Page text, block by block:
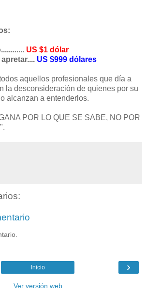
US $1 dólar
US $999 dólares
aquellos profesionales que día a
la desconsideración de quienes por su
alcanzan a entenderlos.
POR LO QUE SE SABE, NO POR
›
Inicio
Ver versión web